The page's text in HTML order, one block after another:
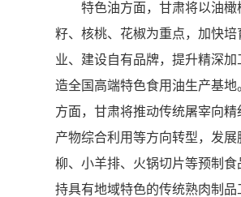
特色油方面，甘肃将以油橄
籽、核桃、花椒为重点，加快培
业、建设自有品牌，提升精深加
造全国高端特色食用油生产基地
方面，甘肃将推动传统屠宰向精
产物综合利用等方向转型，发展
柳、小羊排、火锅切片等预制食
持具有地域特色的传统熟肉制品